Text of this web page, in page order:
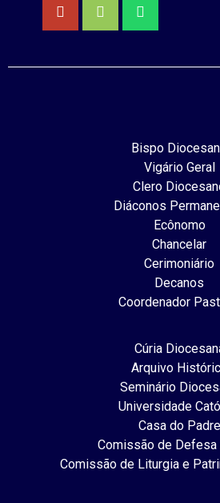
Bispo
Vigário Geral
Clero
Diáconos
Ecônomo
Chancelar
Cerimoniário
Decanos
Coordenador
Cúria
Arquivo
Seminário
Universidade
Casa do Padre
Comissão de Defesa
Comissão de Liturgia e